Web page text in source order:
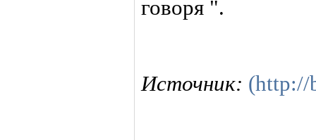
говоря ".
Источник: (http://